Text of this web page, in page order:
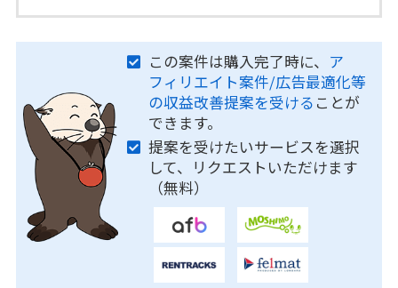
この案件は購入完了時に、 ア
フィリエイト案件/広告最適化等
の収益改善提案を受ける ことが
できます。
提案を受けたいサービスを選択
して、リクエストいただけます
（無料）